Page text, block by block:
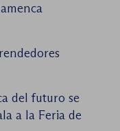
del futuro se
a la Feria de